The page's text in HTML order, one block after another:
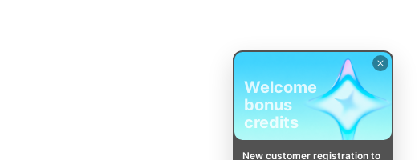
Welcome
bonus
credits
New customer registration to